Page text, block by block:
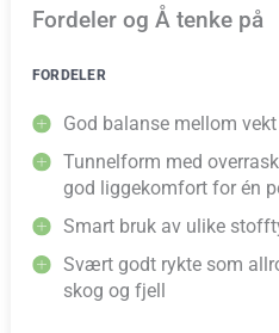
Fordeler og Å tenke på
FORDELER
God balanse mellom
Tunnelform med
god liggekomfort for én
Smart bruk av ulike
Svært godt rykte som
skog og fjell